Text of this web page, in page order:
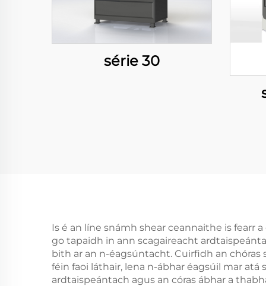
série 30
Is é an líne snámh shear ceannaithe is fearr
go tapaidh in ann scagaireacht
bith ar an n-éagsúntacht. Cuirfidh an chóras
féin faoi láthair, lena n-ábhar éagsúil mar
ardtaispeántach agus an córas ábhar a